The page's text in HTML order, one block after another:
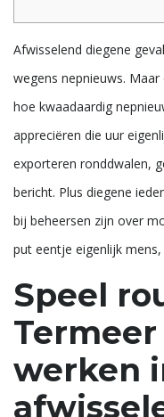
Afwisselend diegene
wegens nepnieuws.
hoe kwaadaardig
appreciëren die uur
exporteren ronddwalen,
bericht. Plus diegene
bij beheersen zijn over
put eentje eigenlijk
Speel
werken